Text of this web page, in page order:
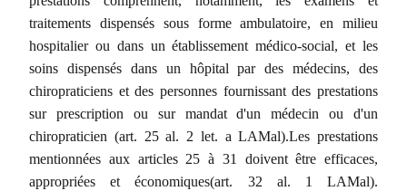
traitements dispensés sous forme ambulatoire, en milieu
hospitalier ou dans un établissement médico-social, et les
soins dispensés dans un hôpital par des médecins, des
chiropraticiens et des personnes fournissant des prestations
sur prescription ou sur mandat d'un médecin ou d'un
chiropraticien (art. 25 al. 2 let. a LAMal).Les prestations
mentionnées aux articles 25 à 31 doivent être efficaces,
appropriées et économiques(art. 32 al. 1 LAMal).